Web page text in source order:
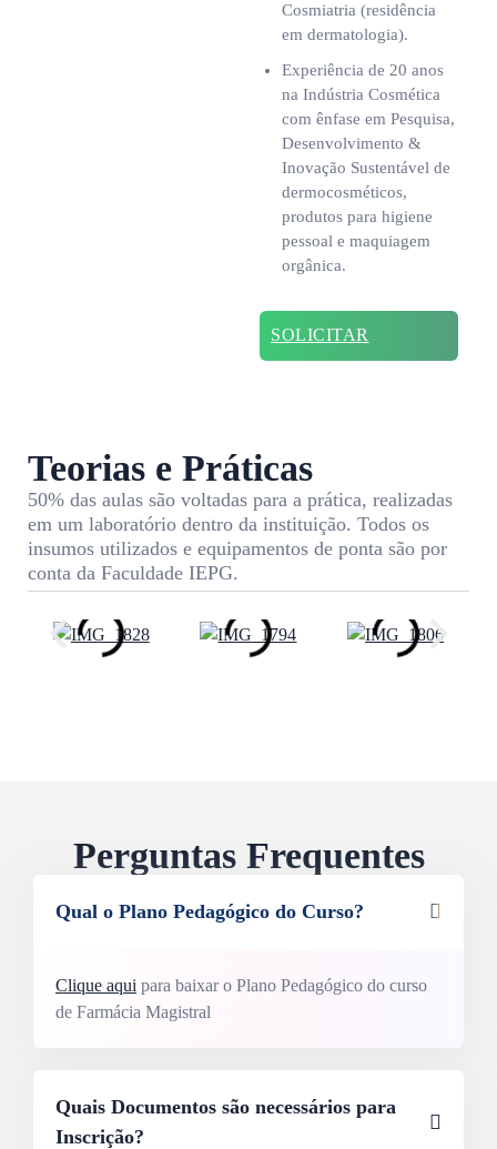
Cosmiatria (residência
em dermatologia).
Experiência de 20 anos
na Indústria Cosmética
com ênfase em Pesquisa,
Desenvolvimento &
Inovação Sustentável de
dermocosméticos,
produtos para higiene
pessoal e maquiagem
orgânica.
SOLICITAR
Teorias e Práticas
50% das aulas são voltadas para a prática, realizadas
em um laboratório dentro da instituição. Todos os
insumos utilizados e equipamentos de ponta são por
conta da Faculdade IEPG.
Perguntas Frequentes
Qual o Plano Pedagógico do Curso?
Clique aqui para baixar o Plano Pedagógico do curso
de Farmácia Magistral
Quais Documentos são necessários para
Inscrição?